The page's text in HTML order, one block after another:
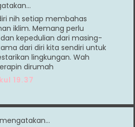
nih setiap membahas
iklim. Memang perlu
kepedulian dari masing-
dari diri kita sendiri untuk
lingkungan. Wah
dirumah
19.37
mengatakan…